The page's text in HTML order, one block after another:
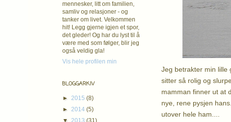
Jeg betrakter min lille
sitter så rolig og
mamman finner ut at
nye, rene pysjen
utover hele ham....
mennesker, litt om familien,
samliv og relasjoner - og
tanker om livet. Velkommen
hit! Legg gjerne igjen et spor,
det gleder! Og har du lyst til å
være med som følger, blir jeg
også veldig gla!
Vis hele profilen min
BLOGGARKIV
► 2015 (8)
► 2014 (5)
▼ 2013 (31)